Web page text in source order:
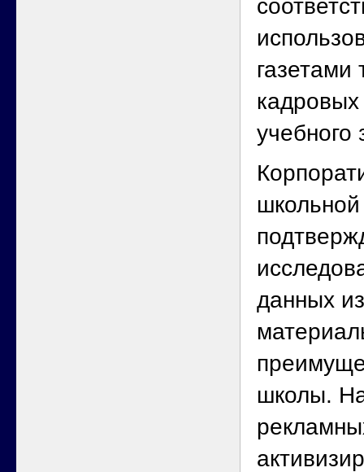
газетами
учебного
данных
школы.